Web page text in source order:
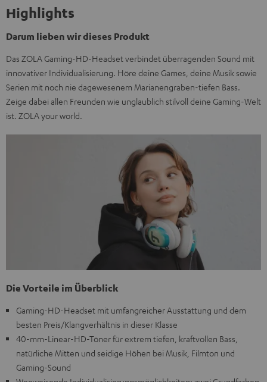
Highlights
Darum lieben wir dieses Produkt
Das ZOLA Gaming-HD-Headset verbindet überragenden Sound mit
innovativer Individualisierung. Höre deine Games, deine Musik sowie
Serien mit noch nie dagewesenem Marianengraben-tiefen Bass.
Zeige dabei allen Freunden wie unglaublich stilvoll deine Gaming-Welt
ist. ZOLA your world.
Die Vorteile im Überblick
Gaming-HD-Headset mit umfangreicher Ausstattung und dem
besten Preis/Klangverhältnis in dieser Klasse
40-mm-Linear-HD-Töner für extrem tiefen, kraftvollen Bass,
natürliche Mitten und seidige Höhen bei Musik, Filmton und
Gaming-Sound